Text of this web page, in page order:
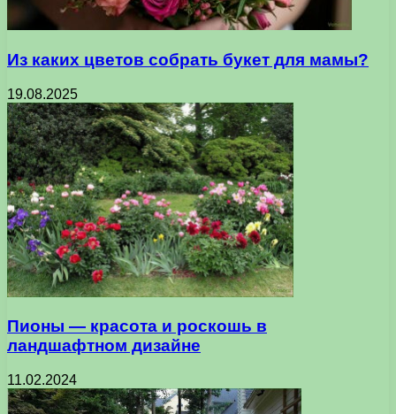
Из каких цветов собрать букет для мамы?
19.08.2025
Пионы — красота и роскошь в
ландшафтном дизайне
11.02.2024